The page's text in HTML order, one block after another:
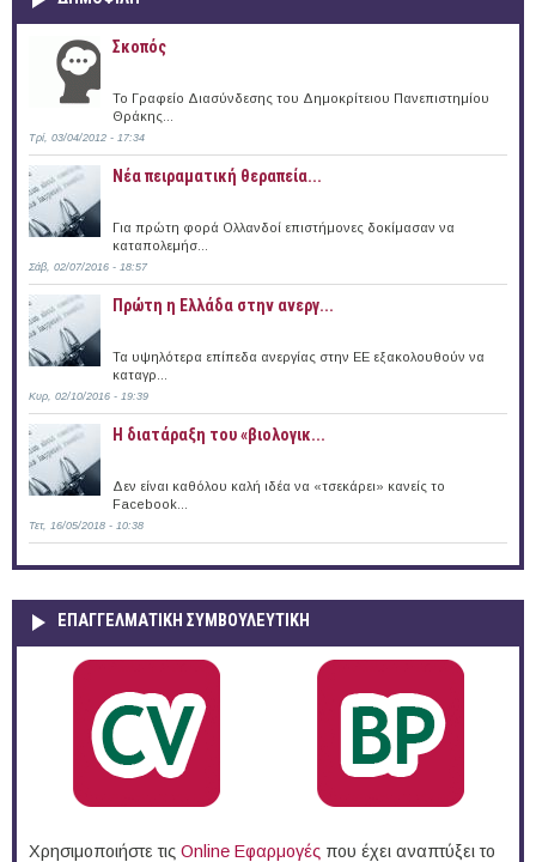
Σκοπός
Το Γραφείο Διασύνδεσης του Δημοκρίτειου Πανεπιστημίου
Θράκης...
Τρί, 03/04/2012 - 17:34
Νέα πειραματική θεραπεία...
Για πρώτη φορά Ολλανδοί επιστήμονες δοκίμασαν να
καταπολεμήσ...
Σάβ, 02/07/2016 - 18:57
Πρώτη η Ελλάδα στην ανεργ...
Τα υψηλότερα επίπεδα ανεργίας στην ΕΕ εξακολουθούν να
καταγρ...
Κυρ, 02/10/2016 - 19:39
Η διατάραξη του «βιολογικ...
Δεν είναι καθόλου καλή ιδέα να «τσεκάρει» κανείς το
Facebook...
Τετ, 16/05/2018 - 10:38
ΕΠΑΓΓΕΛΜΑΤΙΚΉ ΣΥΜΒΟΥΛΕΥΤΙΚΉ
Χρησιμοποιήστε τις Online Eφαρμογές που έχει αναπτύξει το